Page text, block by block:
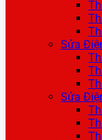
Sửa
Sửa